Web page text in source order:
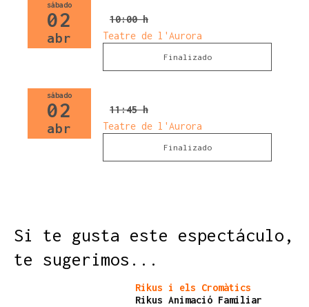
sábado
02
abr
10:00 h
Teatre de l'Aurora
Finalizado
sábado
02
abr
11:45 h
Teatre de l'Aurora
Finalizado
Si te gusta este espectáculo,
te sugerimos...
Rikus i els Cromàtics
Rikus Animació Familiar